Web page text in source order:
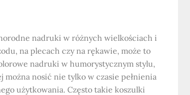
nadruki w różnych wielkościach i
na plecach czy na rękawie, może to
nadruki w humorystycznym stylu,
można nosić nie tylko w czasie pełnienia
użytkowania. Często takie koszulki